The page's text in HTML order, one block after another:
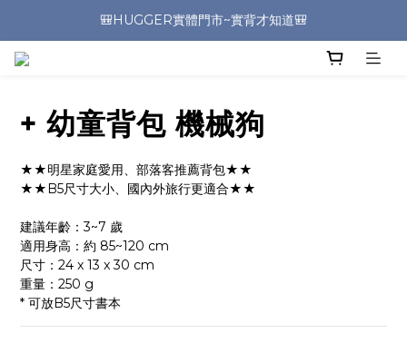
🎒HUGGER實體門市~實背才知道🎒
🎒HUGGER實體門市~實背才知道🎒
+ 幼童背包 機械狗
★★明星家庭愛用、部落客推薦背包★★
★★B5尺寸大小、國內外旅行更適合★★
建議年齡：3~7 歲
適用身高：約 85~120 cm
尺寸：24 x 13 x 30 cm
重量：250 g
* 可放B5尺寸書本